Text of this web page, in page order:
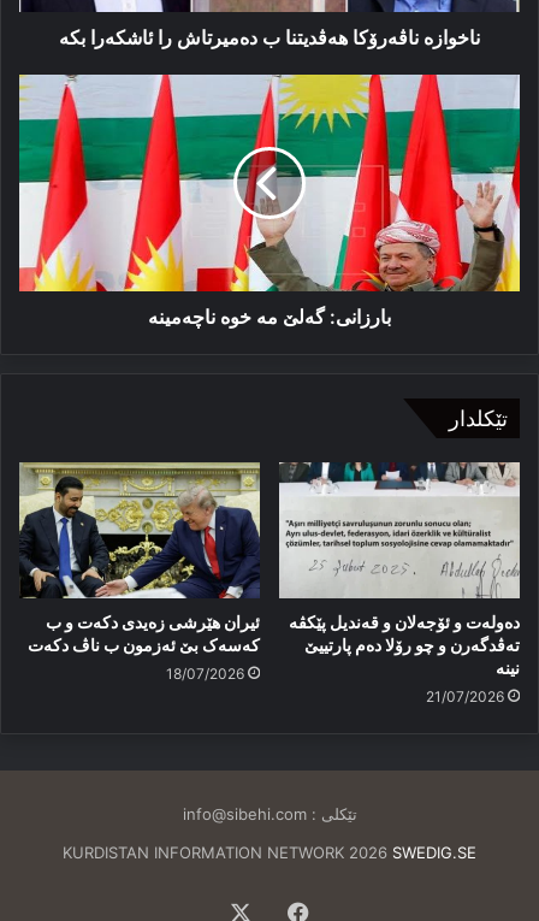
ناخوازە ناڤەرۆكا ھەڤدیتنا ب دەمیرتاش را ئاشكەرا بكە
بارزانی:
گەلێ
مە
خوە
ناچەمینە
بارزانی: گەلێ مە خوە ناچەمینە
تێکلدار
دەولەت و ئۆجەلان و قەندیل پێکڤە
تەڤدگەرن و چو رۆلا دەم پارتییێ
نینە
21/07/2026
ئیران هێرشی زەیدی دکەت و ب
کەسەک بێ ئەزمون ب ناڤ دکەت
18/07/2026
تێکلی :info@sibehi.com
KURDISTAN INFORMATION NETWORK 2026 SWEDIG.SE
Facebook